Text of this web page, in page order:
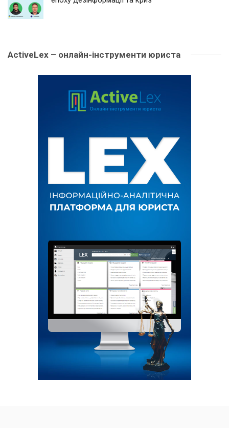
ActiveLex – онлайн-інструменти юриста